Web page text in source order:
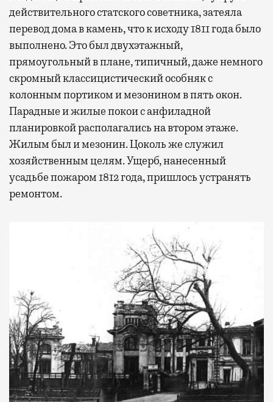
действительного статского советника, затеяла
перевод дома в камень, что к исходу 1811 года было
выполнено. Это был двухэтажный,
прямоугольный в плане, типичный, даже немного
скромный классицистический особняк с
колонным портиком и мезонином в пять окон.
Парадные и жилые покои с анфиладной
планировкой располагались на втором этаже.
Жилым был и мезонин. Цоколь же служил
хозяйственным целям. Ущерб, нанесенный
усадьбе пожаром 1812 года, пришлось устранять
ремонтом.